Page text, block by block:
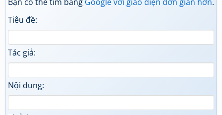
Tiêu đề:
Tác giả:
Nội dung: